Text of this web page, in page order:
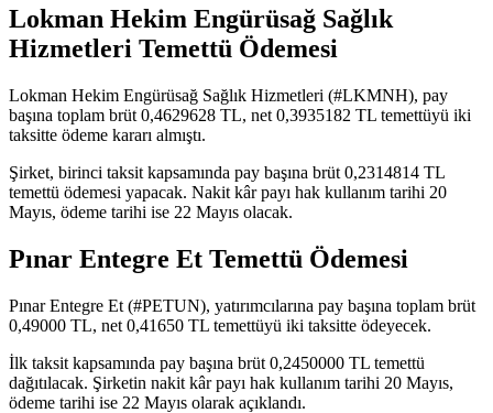
Lokman Hekim Engürüsağ Sağlık
Hizmetleri Temettü Ödemesi
Lokman Hekim Engürüsağ Sağlık Hizmetleri (#LKMNH), pay
başına toplam brüt 0,4629628 TL, net 0,3935182 TL temettüyü iki
taksitte ödeme kararı almıştı.
Şirket, birinci taksit kapsamında pay başına brüt 0,2314814 TL
temettü ödemesi yapacak. Nakit kâr payı hak kullanım tarihi 20
Mayıs, ödeme tarihi ise 22 Mayıs olacak.
Pınar Entegre Et Temettü Ödemesi
Pınar Entegre Et (#PETUN), yatırımcılarına pay başına toplam brüt
0,49000 TL, net 0,41650 TL temettüyü iki taksitte ödeyecek.
İlk taksit kapsamında pay başına brüt 0,2450000 TL temettü
dağıtılacak. Şirketin nakit kâr payı hak kullanım tarihi 20 Mayıs,
ödeme tarihi ise 22 Mayıs olarak açıklandı.